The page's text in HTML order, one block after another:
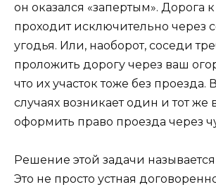
он оказался «запертым». Дорога
проходит исключительно через
угодья. Или, наоборот, соседи
проложить дорогу через ваш
что их участок тоже без проезда.
случаях возникает один и тот же
оформить право проезда через
Решение этой задачи называется
Это не просто устная